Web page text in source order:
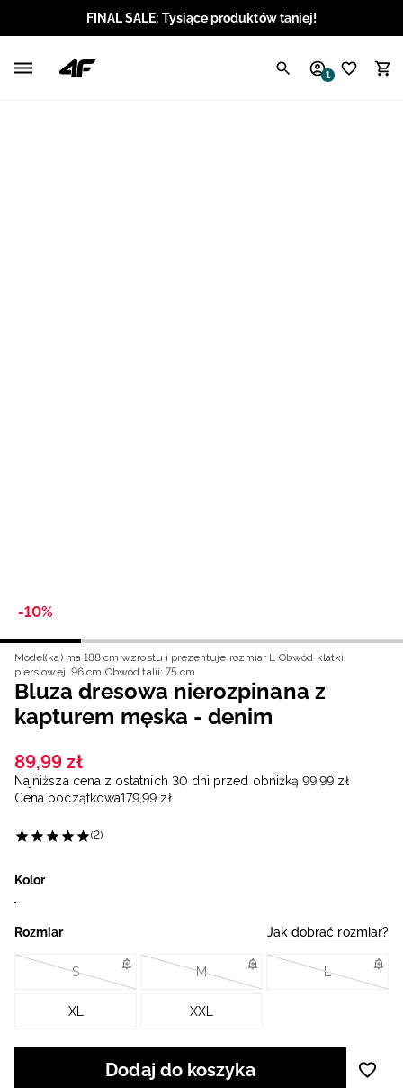
FINAL SALE: Tysiące produktów taniej!
1
-10%
Model(ka) ma 188 cm wzrostu i prezentuje rozmiar L Obwód klatki
piersiowej: 96 cm Obwód talii: 75 cm
Bluza dresowa nierozpinana z
kapturem męska - denim
89,99 zł
Najniższa cena z ostatnich 30 dni przed obniżką 99,99 zł
Cena początkowa179,99 zł
(2)
Kolor
Rozmiar Jak dobrać rozmiar?
S M L
XL XXL
Dodaj do koszyka